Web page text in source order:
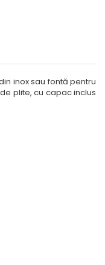
inox sau fontă pentru
plite, cu capac inclus